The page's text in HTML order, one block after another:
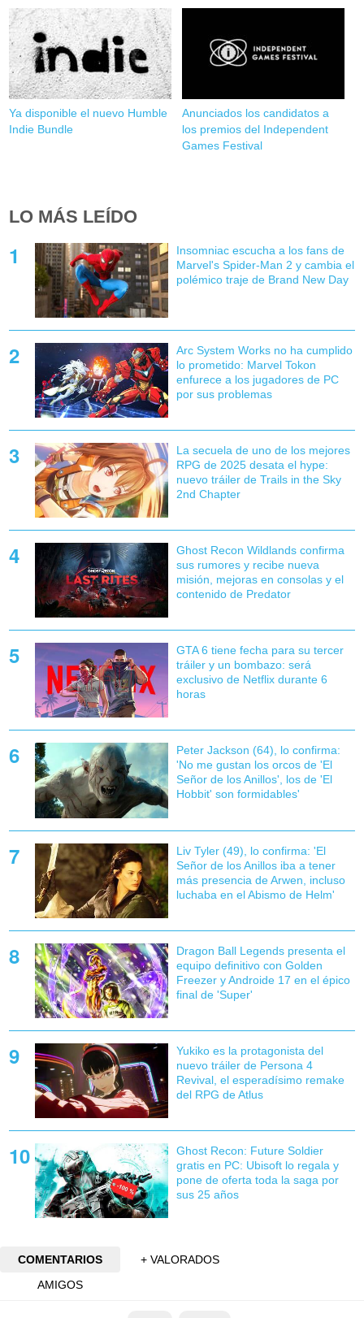
Ya disponible el nuevo Humble
Indie Bundle
Anunciados los candidatos a
los premios del Independent
Games Festival
LO MÁS LEÍDO
Insomniac escucha a los fans de
Marvel's Spider-Man 2 y cambia el
polémico traje de Brand New Day
Arc System Works no ha cumplido
lo prometido: Marvel Tokon
enfurece a los jugadores de PC
por sus problemas
La secuela de uno de los mejores
RPG de 2025 desata el hype:
nuevo tráiler de Trails in the Sky
2nd Chapter
Ghost Recon Wildlands confirma
sus rumores y recibe nueva
misión, mejoras en consolas y el
contenido de Predator
GTA 6 tiene fecha para su tercer
tráiler y un bombazo: será
exclusivo de Netflix durante 6
horas
Peter Jackson (64), lo confirma:
'No me gustan los orcos de 'El
Señor de los Anillos', los de 'El
Hobbit' son formidables'
Liv Tyler (49), lo confirma: 'El
Señor de los Anillos iba a tener
más presencia de Arwen, incluso
luchaba en el Abismo de Helm'
Dragon Ball Legends presenta el
equipo definitivo con Golden
Freezer y Androide 17 en el épico
final de 'Super'
Yukiko es la protagonista del
nuevo tráiler de Persona 4
Revival, el esperadísimo remake
del RPG de Atlus
Ghost Recon: Future Soldier
gratis en PC: Ubisoft lo regala y
pone de oferta toda la saga por
sus 25 años
COMENTARIOS
+ VALORADOS
AMIGOS